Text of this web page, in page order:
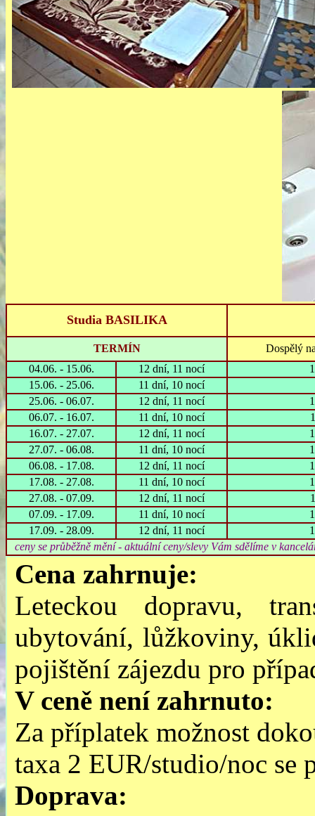
Studia BASILIKA
TERMÍN
Dospělý
04.06. - 15.06.
12 dní, 11 nocí
15.06. - 25.06.
11 dní, 10 nocí
25.06. - 06.07.
12 dní, 11 nocí
06.07. - 16.07.
11 dní, 10 nocí
16.07. - 27.07.
12 dní, 11 nocí
27.07. - 06.08.
11 dní, 10 nocí
06.08. - 17.08.
12 dní, 11 nocí
17.08. - 27.08.
11 dní, 10 nocí
27.08. - 07.09.
12 dní, 11 nocí
07.09. - 17.09.
11 dní, 10 nocí
17.09. - 28.09.
12 dní, 11 nocí
ceny se průběžně mění - aktuální ceny/slevy
Cena zahrnuje:
Leteckou dopravu,
ubytování, lůžkoviny,
pojištění zájezdu pro
V ceně není zahrnuto:
Za příplatek možnost
taxa 2 EUR/studio/noc
Doprava: